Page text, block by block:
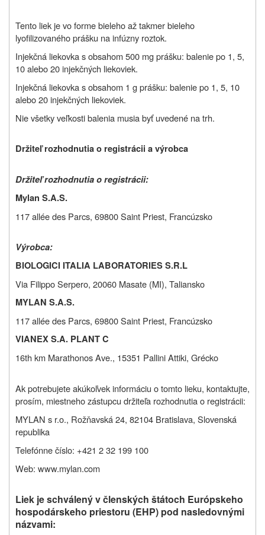
Tento liek je vo forme bieleho až takmer bieleho
lyofilizovaného prášku na infúzny roztok.
Injekčná liekovka s obsahom 500 mg prášku: balenie po 1, 5,
10 alebo 20 injekčných liekoviek.
Injekčná liekovka s obsahom 1 g prášku: balenie po 1, 5, 10
alebo 20 injekčných liekoviek.
Nie všetky veľkosti balenia musia byť uvedené na trh.
Držiteľ rozhodnutia o registrácii a výrobca
Držiteľ rozhodnutia o registrácii:
Mylan S.A.S.
117 allée des Parcs, 69800 Saint Priest, Francúzsko
Výrobca:
BIOLOGICI ITALIA LABORATORIES S.R.L
Via Filippo Serpero, 20060 Masate (MI), Taliansko
MYLAN S.A.S.
117 allée des Parcs, 69800 Saint Priest, Francúzsko
VIANEX S.A. PLANT C
16th km Marathonos Ave., 15351 Pallini Attiki, Grécko
Ak potrebujete akúkoľvek informáciu o tomto lieku, kontaktujte,
prosím, miestneho zástupcu držiteľa rozhodnutia o registrácii:
MYLAN s r.o., Rožňavská 24, 82104 Bratislava, Slovenská
republika
Telefónne číslo: +421 2 32 199 100
Web: www.mylan.com
Liek je schválený v členských štátoch Európskeho
hospodárskeho priestoru (EHP) pod nasledovnými
názvami: